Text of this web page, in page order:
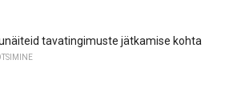
tavatingimuste jätkamise kohta